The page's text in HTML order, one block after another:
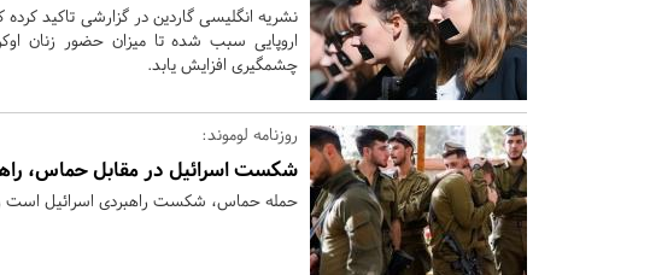
نشریه انگلیسی گاردین در گزارشی تاکید
اروپایی سبب شده تا میزان حضور زنان
چشمگیری افزایش یابد.
روزنامه لوموند:
شکست اسرائیل در مقابل حماس،
حمله حماس، شکست راهبردی اسرائیل